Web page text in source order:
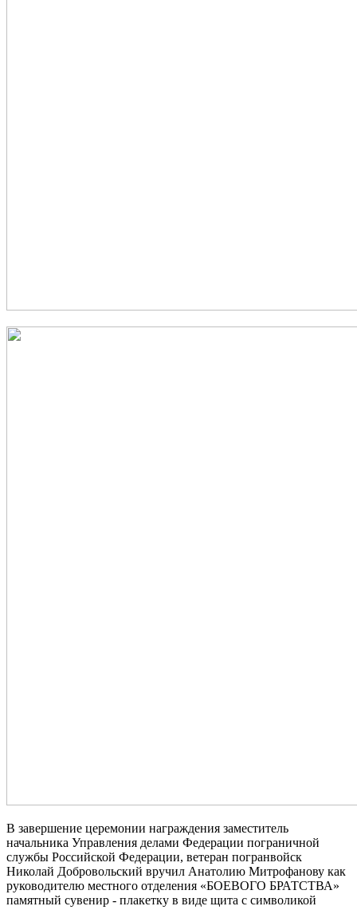
В завершение церемонии награждения заместитель
начальника Управления делами Федерации пограничной
службы Российской Федерации, ветеран погранвойск
Николай Добровольский вручил Анатолию Митрофанову как
руководителю местного отделения «БОЕВОГО БРАТСТВА»
памятный сувенир - плакетку в виде щита с символикой